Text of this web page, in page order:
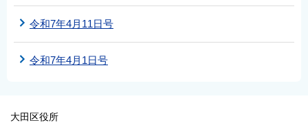
令和7年4月11日号
令和7年4月1日号
大田区役所